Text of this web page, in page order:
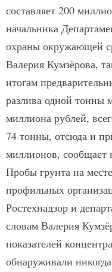
составляет 200
начальника
охраны окружающей
Валерия Кумзёрова,
итогам
разлива одной тонны
миллиона рублей,
74 тонны, отсюда и
миллионов,
Пробы грунта на
профильных
Ростехнадзор и
словам Валерия
показателей
обнаруживали